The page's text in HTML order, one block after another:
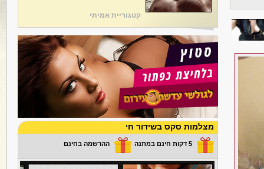
קטגוריית אמיתי
מצלמות סקס בשידור חי
5 דקות חינם במתנה ההרשמה בחינם